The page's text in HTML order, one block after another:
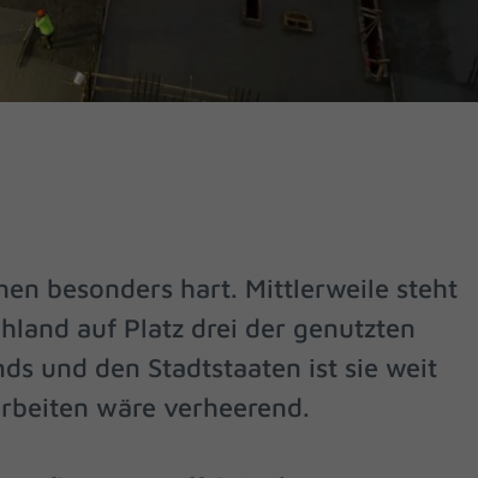
besonders hart. Mittlerweile steht
auf Platz drei der genutzten
und den Stadtstaaten ist sie weit
wäre verheerend.